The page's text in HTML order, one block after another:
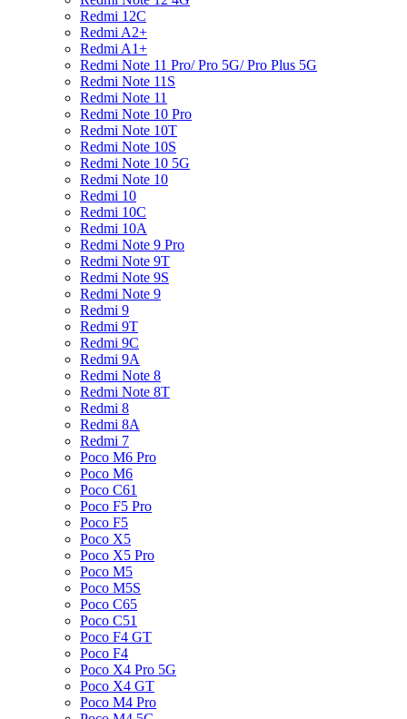
Redmi 12C
Redmi A2+
Redmi A1+
Redmi Note 11 Pro/ Pro 5G/ Pro Plus 5G
Redmi Note 11S
Redmi Note 11
Redmi Note 10 Pro
Redmi Note 10T
Redmi Note 10S
Redmi Note 10 5G
Redmi Note 10
Redmi 10
Redmi 10C
Redmi 10A
Redmi Note 9 Pro
Redmi Note 9T
Redmi Note 9S
Redmi Note 9
Redmi 9
Redmi 9T
Redmi 9C
Redmi 9A
Redmi Note 8
Redmi Note 8T
Redmi 8
Redmi 8A
Redmi 7
Poco M6 Pro
Poco M6
Poco C61
Poco F5 Pro
Poco F5
Poco X5
Poco X5 Pro
Poco M5
Poco M5S
Poco C65
Poco C51
Poco F4 GT
Poco F4
Poco X4 Pro 5G
Poco X4 GT
Poco M4 Pro